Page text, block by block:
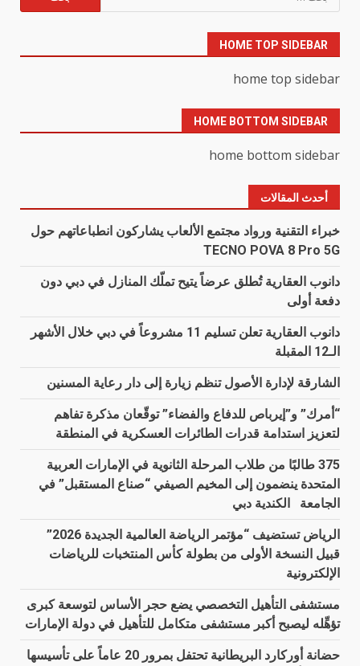
عن:
HOME TOP SIDEBAR
home top sidebar
HOME BOTTOM SIDEBAR
home bottom sidebar
أحدث المقالات
خبراء التقنية ورواد مجتمع الألعاب يشاركون انطباعاتهم حول
TECNO POVA 8 Pro 5G
دانوب العقارية تُطلق عرضاً يتيح تملّك المنازل في دبي دون
دفعة أولى
دانوب العقارية تعلن تسليم 11 مشروعاً في دبي خلال الأشهر
الـ12 المقبلة
الشارقة لإدارة الأصول تنظم زيارة إلى دار رعاية المسنين
“أمرك” و”إيرباص للدفاع والفضاء” توقّعان مذكرة تفاهم
لتعزيز استدامة قدرات الطائرات العسكرية في المنطقة
375 طالبًا من طلاب المرحلة الثانوية في الإمارات العربية
المتحدة ينضمون إلى المخيم الصيفي “صناع المستقبل” في
الجامعة الكندية دبي
الرياض تستضيف “مؤتمر الرياضة العالمية الجديدة 2026”
قبيل النسخة الأولى من بطولة كأس المنتخبات للرياضات
الإلكترونية
مستشفى التأهيل التخصصي يضع حجر الأساس لتوسعة كبرى
تؤهِّله ليصبح أكبر مستشفى متكامل للتأهيل في دولة الإمارات
حضانة أوركارد البريطانية تحتفل بمرور 20 عاماً على تأسيسها